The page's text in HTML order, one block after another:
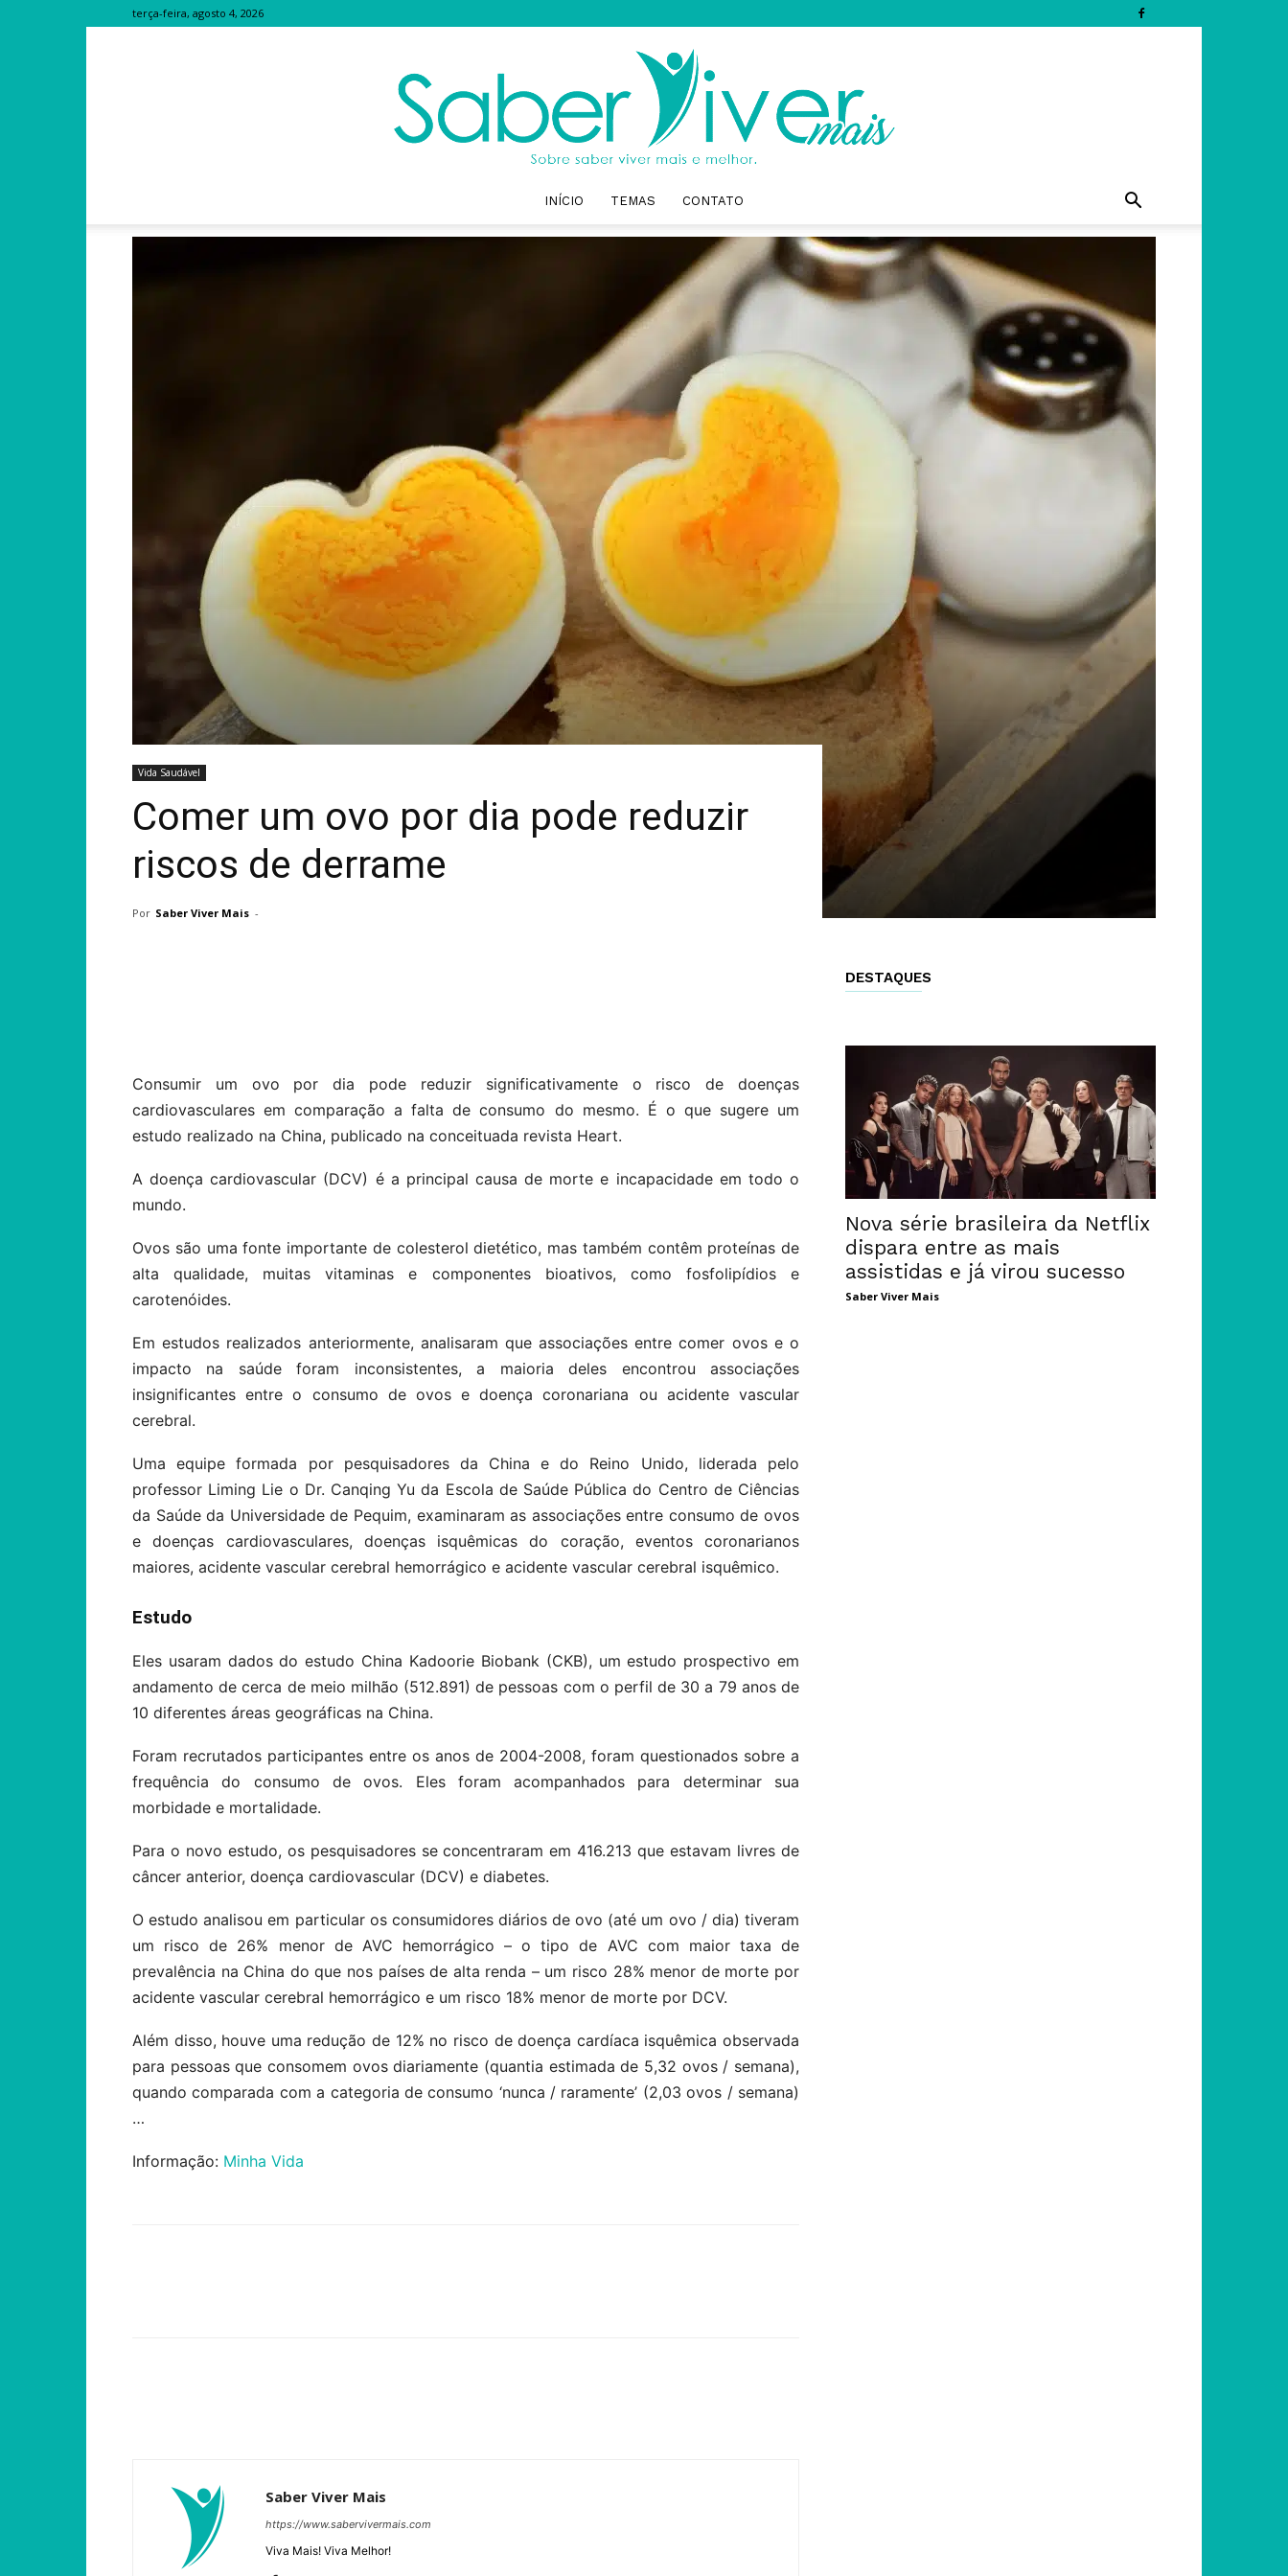
terça-feira, agosto 4, 2026
Saber
Viver
Mais
INÍCIO TEMAS CONTATO
Vida Saudável
Comer um ovo por dia pode reduzir
riscos de derrame
Por Saber Viver Mais -
Consumir um ovo por dia pode reduzir significativamente o risco de doenças
cardiovasculares em comparação a falta de consumo do mesmo. É o que sugere um
estudo realizado na China, publicado na conceituada revista Heart.
A doença cardiovascular (DCV) é a principal causa de morte e incapacidade em todo o
mundo.
Ovos são uma fonte importante de colesterol dietético, mas também contêm proteínas de
alta qualidade, muitas vitaminas e componentes bioativos, como fosfolipídios e
carotenóides.
Em estudos realizados anteriormente, analisaram que associações entre comer ovos e o
impacto na saúde foram inconsistentes, a maioria deles encontrou associações
insignificantes entre o consumo de ovos e doença coronariana ou acidente vascular
cerebral.
Uma equipe formada por pesquisadores da China e do Reino Unido, liderada pelo
professor Liming Lie o Dr. Canqing Yu da Escola de Saúde Pública do Centro de Ciências
da Saúde da Universidade de Pequim, examinaram as associações entre consumo de ovos
e doenças cardiovasculares, doenças isquêmicas do coração, eventos coronarianos
maiores, acidente vascular cerebral hemorrágico e acidente vascular cerebral isquêmico.
Estudo
Eles usaram dados do estudo China Kadoorie Biobank (CKB), um estudo prospectivo em
andamento de cerca de meio milhão (512.891) de pessoas com o perfil de 30 a 79 anos de
10 diferentes áreas geográficas na China.
Foram recrutados participantes entre os anos de 2004-2008, foram questionados sobre a
frequência do consumo de ovos. Eles foram acompanhados para determinar sua
morbidade e mortalidade.
Para o novo estudo, os pesquisadores se concentraram em 416.213 que estavam livres de
câncer anterior, doença cardiovascular (DCV) e diabetes.
O estudo analisou em particular os consumidores diários de ovo (até um ovo / dia) tiveram
um risco de 26% menor de AVC hemorrágico – o tipo de AVC com maior taxa de
prevalência na China do que nos países de alta renda – um risco 28% menor de morte por
acidente vascular cerebral hemorrágico e um risco 18% menor de morte por DCV.
Além disso, houve uma redução de 12% no risco de doença cardíaca isquêmica observada
para pessoas que consomem ovos diariamente (quantia estimada de 5,32 ovos / semana),
quando comparada com a categoria de consumo ‘nunca / raramente’ (2,03 ovos / semana)
…
Informação: Minha Vida
Saber Viver Mais
https://www.sabervivermais.com
Viva Mais! Viva Melhor!
DESTAQUES
Nova série brasileira da Netflix
dispara entre as mais
assistidas e já virou sucesso
Saber Viver Mais